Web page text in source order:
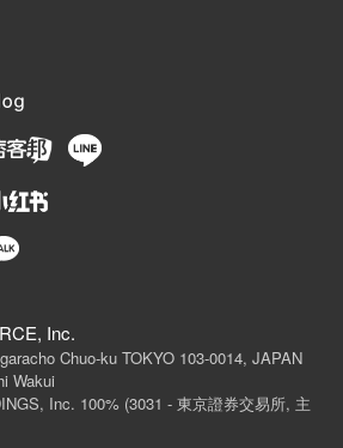
Inc.
Chuo-ku TOKYO 103-0014, JAPAN
Wakui
Inc. 100% (3031 - 東京證券交易所, 主